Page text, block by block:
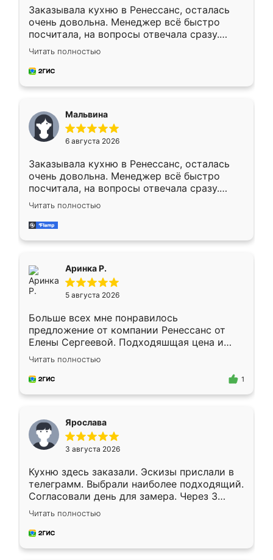
Заказывала кухню в Ренессанс, осталась
очень довольна. Менеджер всё быстро
посчитала, на вопросы отвечала сразу.
Замерщик приехал в субботу, подошёл к
делу со всей ответственностью. Собрали
за день, ребята работали аккуратно, даже
Читать полностью
Мальвина
6 августа 2026
Заказывала кухню в Ренессанс, осталась
очень довольна. Менеджер всё быстро
посчитала, на вопросы отвечала сразу.
Замерщик приехал в субботу, подошёл к
делу со всей ответственностью. Собрали
за день, ребята работали аккуратно, даже
Читать полностью
Аринка Р.
5 августа 2026
Больше всех мне понравилось
предложение от компании Ренессанс от
Елены Сергеевой. Подходяшщая цена и
короткие сроки изготовления. Приехавший
для замера сотрудник Владислав
предложил по моему эскизу самый
Читать полностью
1
Ярослава
3 августа 2026
Кухню здесь заказали. Эскизы прислали в
телеграмм. Выбрали наиболее подходящий.
Согласовали день для замера. Через 3
недели кухня была уже готова. Остались
довольны работой. Спасибо Ренессанс
мебель за качественную работу!
Читать полностью